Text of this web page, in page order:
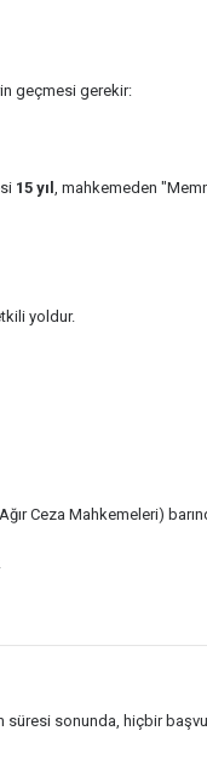
geçmesi gerekir:
15 yıl , mahkemeden
yoldur.
Ceza Mahkemeleri)
süresi sonunda, hiçbir